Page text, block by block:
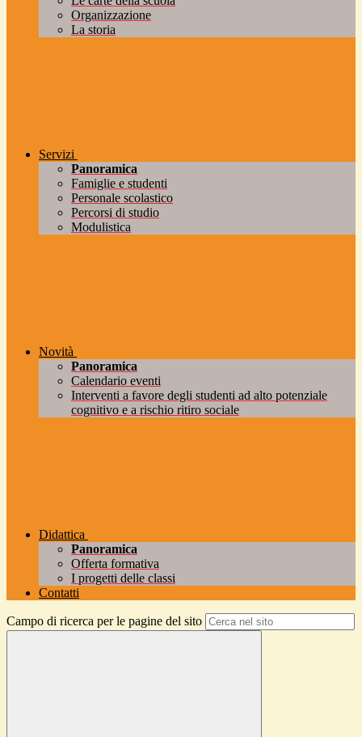
Organizzazione
La storia
Servizi
Panoramica
Famiglie e studenti
Personale scolastico
Percorsi di studio
Modulistica
Novità
Panoramica
Calendario eventi
Interventi a favore degli studenti ad alto potenziale
cognitivo e a rischio ritiro sociale
Didattica
Panoramica
Offerta formativa
I progetti delle classi
Contatti
Campo di ricerca per le pagine del sito